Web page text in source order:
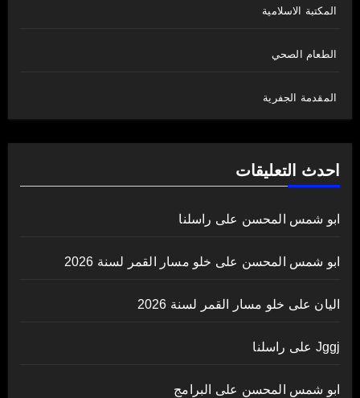
المكتبة الاسلامية
الطعام الصحي
المقدمة الجفرية
احدث التعليقات
ابو شمس المحسن على راسلنا
ابو شمس المحسن على خلو مسار القمر لسنة 2026
اليان على خلو مسار القمر لسنة 2026
Jggj على راسلنا
ابو شمس المحسن على البرامج